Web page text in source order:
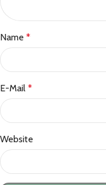
Name *
E-Mail *
Website